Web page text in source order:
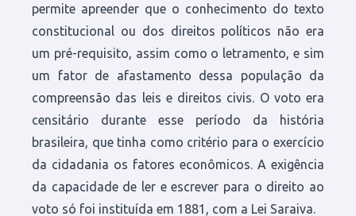
permite apreender que o conhecimento do texto
constitucional ou dos direitos políticos não era
um pré-requisito, assim como o letramento, e sim
um fator de afastamento dessa população da
compreensão das leis e direitos civis. O voto era
censitário durante esse período da história
brasileira, que tinha como critério para o exercício
da cidadania os fatores econômicos. A exigência
da capacidade de ler e escrever para o direito ao
voto só foi instituída em 1881, com a Lei Saraiva.